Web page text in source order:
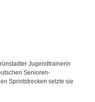
Jugendtrainerin
Senioren-
Sprintstrecken setzte sie